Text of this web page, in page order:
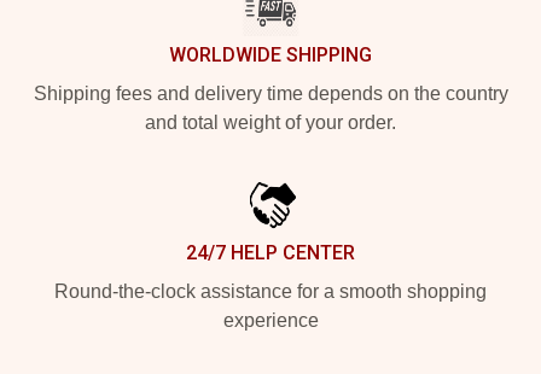
WORLDWIDE SHIPPING
Shipping fees and delivery time depends on the country
and total weight of your order.
24/7 HELP CENTER
Round-the-clock assistance for a smooth shopping
experience